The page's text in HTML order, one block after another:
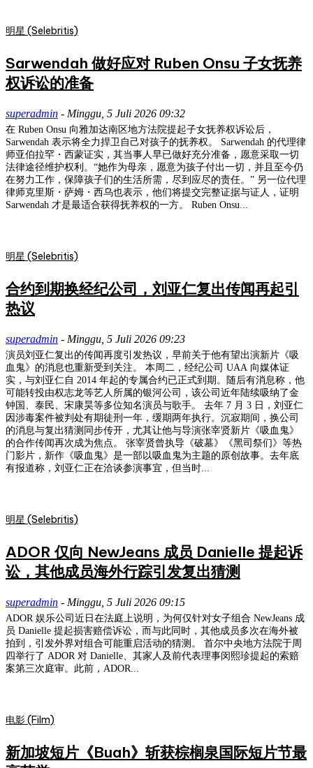
明星 (Selebritis)
Sarwendah 做好应对 Ruben Onsu 子女抚养
权诉讼的准备
superadmin - Minggu, 5 Juli 2026 09:32
在 Ruben Onsu 向雅加达南区地方法院提起子女抚养权诉讼后，
Sarwendah 表示将全力捍卫自己对孩子的抚养权。 Sarwendah 的代理律
师亚伯拉罕・西蒙证实，其当事人早已做好充分准备，愿意采取一切
法律途径维护权利。“她作为母亲，愿意为孩子付出一切，并且至今仍
在努力工作，保障孩子们的生活所需，尽到应尽的责任。” 另一位代理
律师克里斯・萨姆・西乌也表示，他们将提交完整证据与证人，证明
Sarwendah 才是最适合获得抚养权的一方。 Ruben Onsu...
明星 (Selebritis)
合约到期换经纪公司，刘亚仁复出传闻再起引
热议
superadmin - Minggu, 5 Juli 2026 09:23
演员刘亚仁复出的传闻再度引发热议，早前关于他有望出演新片《吸
血鬼》的消息也重新受到关注。 本周二，经纪公司 UAA 向媒体证
实，与刘亚仁自 2014 年起的专属合约已正式到期。随后有消息称，他
可能转投由权志龙等艺人所属的银河公司，该公司近年陆续吸纳了金
钟国、泰民、宋康昊等多位知名演员与歌手。 去年 7 月 3 日，刘亚仁
因涉毒案件被判处有期徒刑一年，缓期两年执行。沉寂期间，换公司
的消息与复出猜测同步传开，尤其让他与导演张宰贤新片《吸血鬼》
的合作传闻再次成为焦点。 张宰贤曾执导《破墓》《黑司祭们》等热
门影片，新作《吸血鬼》是一部以吸血鬼为主题的原创故事。去年底
有报道称，刘亚仁正在洽谈参演事宜，但当时...
明星 (Selebritis)
ADOR 仅向 NewJeans 成员 Danielle 提起诉
讼，其他成员海外行踪引发复出猜测
superadmin - Minggu, 5 Juli 2026 09:15
ADOR 娱乐公司近日在法庭上说明，为何仅针对女子组合 NewJeans 成
员 Danielle 提起损害赔偿诉讼，而与此同时，其他成员多次在海外被
拍到，引发外界对组合可能重启活动的猜测。 首尔中央地方法院于周
四举行了 ADOR 对 Danielle、其家人及前代表理事闵熙珍提起的索赔
案第三次庭审。此前，ADOR...
电影 (Film)
新加坡短片《Buah》斩获棕榈泉国际短片节最